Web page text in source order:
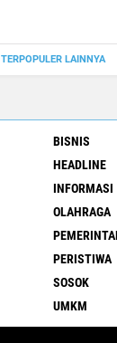
TERPOPULER LAINNYA
BISNIS
HEADLINE
INFORMASI
OLAHRAGA
PERISTIWA
SOSOK
UMKM